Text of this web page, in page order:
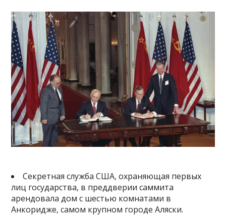
Секретная служба США, охраняющая первых
лиц государства, в преддверии саммита
арендовала дом с шестью комнатами в
Анкоридже, самом крупном городе Аляски.